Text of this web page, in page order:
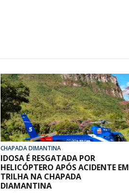
CHAPADA DIMANTINA
IDOSA É RESGATADA POR
HELICÓPTERO APÓS ACIDENTE EM
TRILHA NA CHAPADA
DIAMANTINA